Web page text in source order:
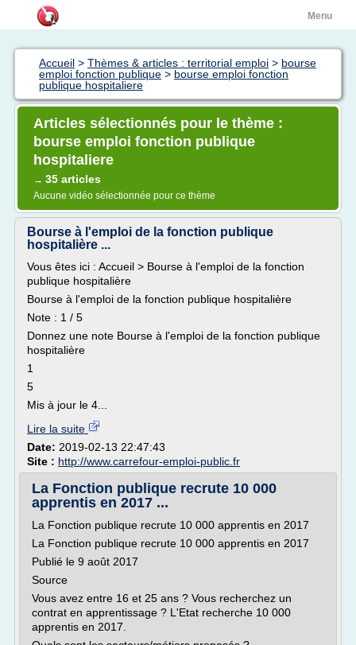
Menu
Accueil > Thèmes & articles : territorial emploi > bourse
emploi fonction publique > bourse emploi fonction
publique hospitaliere
Articles sélectionnés pour le thème :
bourse emploi fonction publique
hospitaliere
→ 35 articles
Aucune vidéo sélectionnée pour ce thème
Bourse à l'emploi de la fonction publique
hospitalière ...
Vous êtes ici : Accueil > Bourse à l'emploi de la fonction
publique hospitalière
Bourse à l'emploi de la fonction publique hospitalière
Note : 1 / 5
Donnez une note Bourse à l'emploi de la fonction publique
hospitalière
1
5
Mis à jour le 4...
Lire la suite
Date: 2019-02-13 22:47:43
Site : http://www.carrefour-emploi-public.fr
La Fonction publique recrute 10 000
apprentis en 2017 ...
La Fonction publique recrute 10 000 apprentis en 2017
La Fonction publique recrute 10 000 apprentis en 2017
Publié le 9 août 2017
Source
Vous avez entre 16 et 25 ans ? Vous recherchez un
contrat en apprentissage ? L'Etat recherche 10 000
apprentis en 2017.